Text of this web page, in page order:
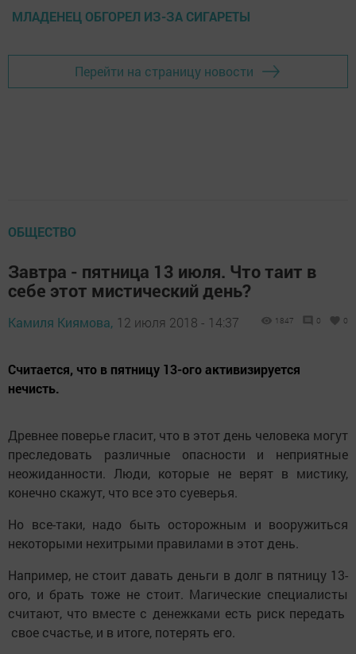
МЛАДЕНЕЦ ОБГОРЕЛ ИЗ-ЗА СИГАРЕТЫ
Перейти на страницу новости
ОБЩЕСТВО
Завтра - пятница 13 июля. Что таит в
себе этот мистический день?
Камиля Киямова, 12 июля 2018 - 14:37 1847 0 0
Считается, что в пятницу 13-ого активизируется
нечисть.
Древнее поверье гласит, что в этот день человека могут
преследовать различные опасности и неприятные
неожиданности. Люди, которые не верят в мистику,
конечно скажут, что все это суеверья.
Но все-таки, надо быть осторожным и вооружиться
некоторыми нехитрыми правилами в этот день.
Например, не стоит давать деньги в долг в пятницу 13-
ого, и брать тоже не стоит. Магические специалисты
считают, что вместе с денежками есть риск передать
свое счастье, и в итоге, потерять его.